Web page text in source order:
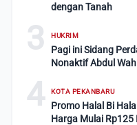
dengan Tanah
3 HUKRIM
Pagi ini Sidang
Nonaktif Abdul
4 KOTA PEKANBARU
Promo Halal Bi
Harga Mulai Rp125